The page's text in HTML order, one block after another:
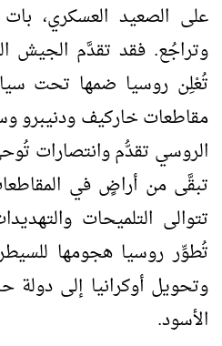
على الصعيد العسكري،
وتراجُع. فقد تقدَّم الجيش
تُعْلِن روسيا ضمها تحت
مقاطعات خاركيف ودنيبرو
الروسي تقدُّم وانتصارات
تبقَّى من أراضٍ في
تتوالى التلميحات
تُطوِّر روسيا هجومها
وتحويل أوكرانيا إلى
الأسود.